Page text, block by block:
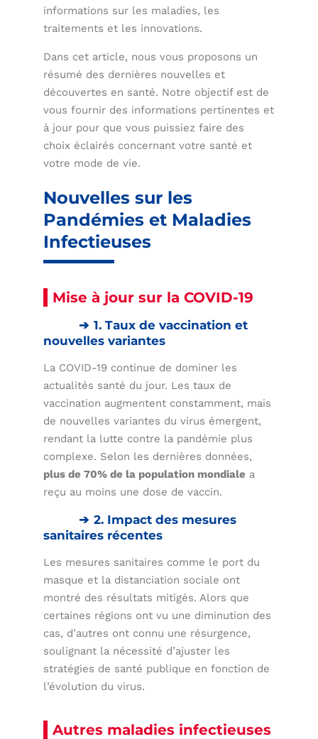
informations sur les maladies, les
traitements et les innovations.
Dans cet article, nous vous proposons un
résumé des dernières nouvelles et
découvertes en santé. Notre objectif est de
vous fournir des informations pertinentes et
à jour pour que vous puissiez faire des
choix éclairés concernant votre santé et
votre mode de vie.
Nouvelles sur les
Pandémies et Maladies
Infectieuses
Mise à jour sur la COVID-19
1. Taux de vaccination et
nouvelles variantes
La COVID-19 continue de dominer les
actualités santé du jour. Les taux de
vaccination augmentent constamment, mais
de nouvelles variantes du virus émergent,
rendant la lutte contre la pandémie plus
complexe. Selon les dernières données,
plus de 70% de la population mondiale a
reçu au moins une dose de vaccin.
2. Impact des mesures
sanitaires récentes
Les mesures sanitaires comme le port du
masque et la distanciation sociale ont
montré des résultats mitigés. Alors que
certaines régions ont vu une diminution des
cas, d’autres ont connu une résurgence,
soulignant la nécessité d’ajuster les
stratégies de santé publique en fonction de
l’évolution du virus.
Autres maladies infectieuses